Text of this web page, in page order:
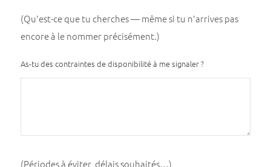
(Qu'est-ce que tu cherches — même si tu n'arrives pas
encore à le nommer précisément.)
As-tu des contraintes de disponibilité à me signaler ?
(Périodes à éviter, délais souhaités…)